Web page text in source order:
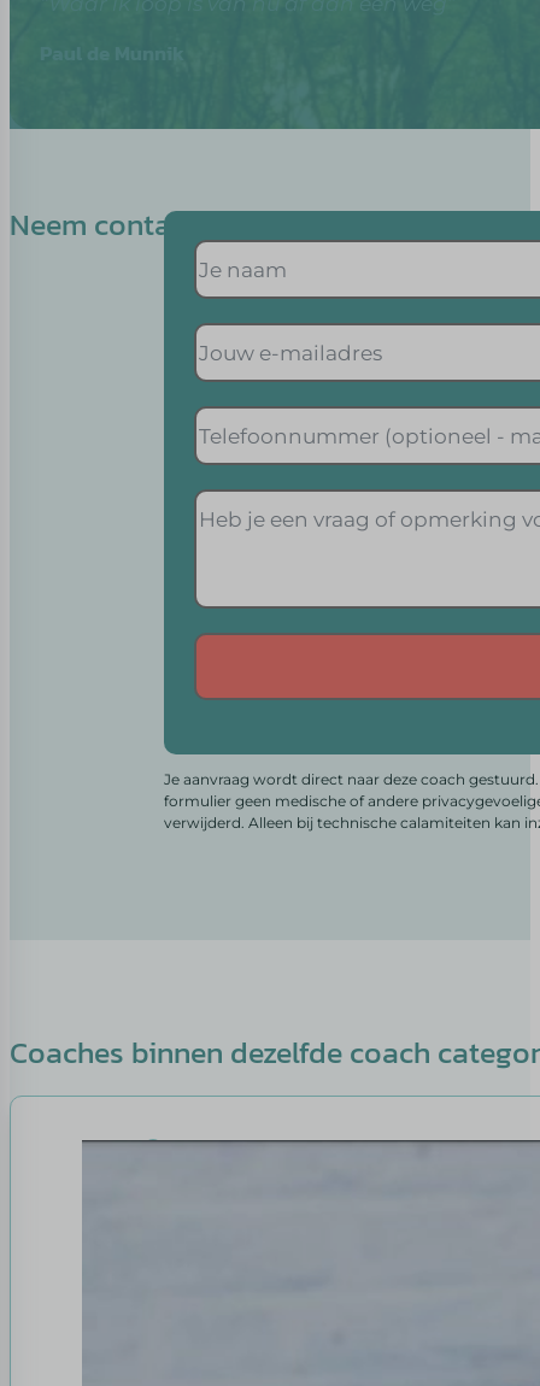
Neem contact op met Eline
Je aanvraag wordt direct naar deze coach
formulier geen medische of andere
verwijderd. Alleen bij technische calamiteiten kan
Coaches binnen dezelfde coach